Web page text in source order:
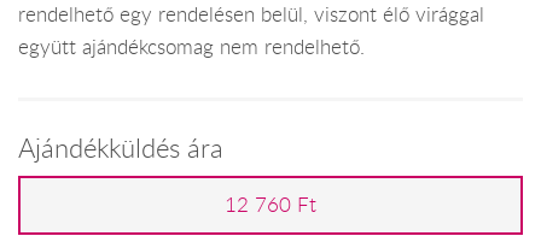
rendelhető egy rendelésen belül, viszont élő virággal
együtt ajándékcsomag nem rendelhető.
Ajándékküldés ára
12 760 Ft